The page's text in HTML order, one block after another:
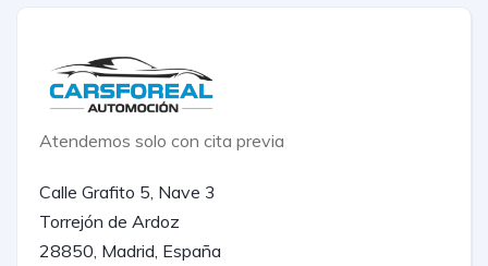
Atendemos solo con cita previa
Calle Grafito 5, Nave 3
Torrejón de Ardoz
28850, Madrid, España